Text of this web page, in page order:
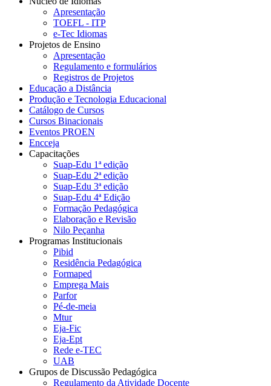
Apresentação
TOEFL - ITP
e-Tec Idiomas
Projetos de Ensino
Apresentação
Regulamento e formulários
Registros de Projetos
Educação a Distância
Produção e Tecnologia Educacional
Catálogo de Cursos
Cursos Binacionais
Eventos PROEN
Encceja
Capacitações
Suap-Edu 1ª edição
Suap-Edu 2ª edição
Suap-Edu 3ª edição
Suap-Edu 4ª Edição
Formação Pedagógica
Elaboração e Revisão
Nilo Peçanha
Programas Institucionais
Pibid
Residência Pedagógica
Formaped
Emprega Mais
Parfor
Pé-de-meia
Mtur
Eja-Fic
Eja-Ept
Rede e-TEC
UAB
Grupos de Discussão Pedagógica
Regulamento da Atividade Docente